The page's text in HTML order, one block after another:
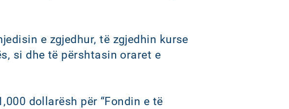
e zgjedhur, të zgjedhin kurse
si dhe të përshtasin oraret e
dollarësh për “Fondin e të